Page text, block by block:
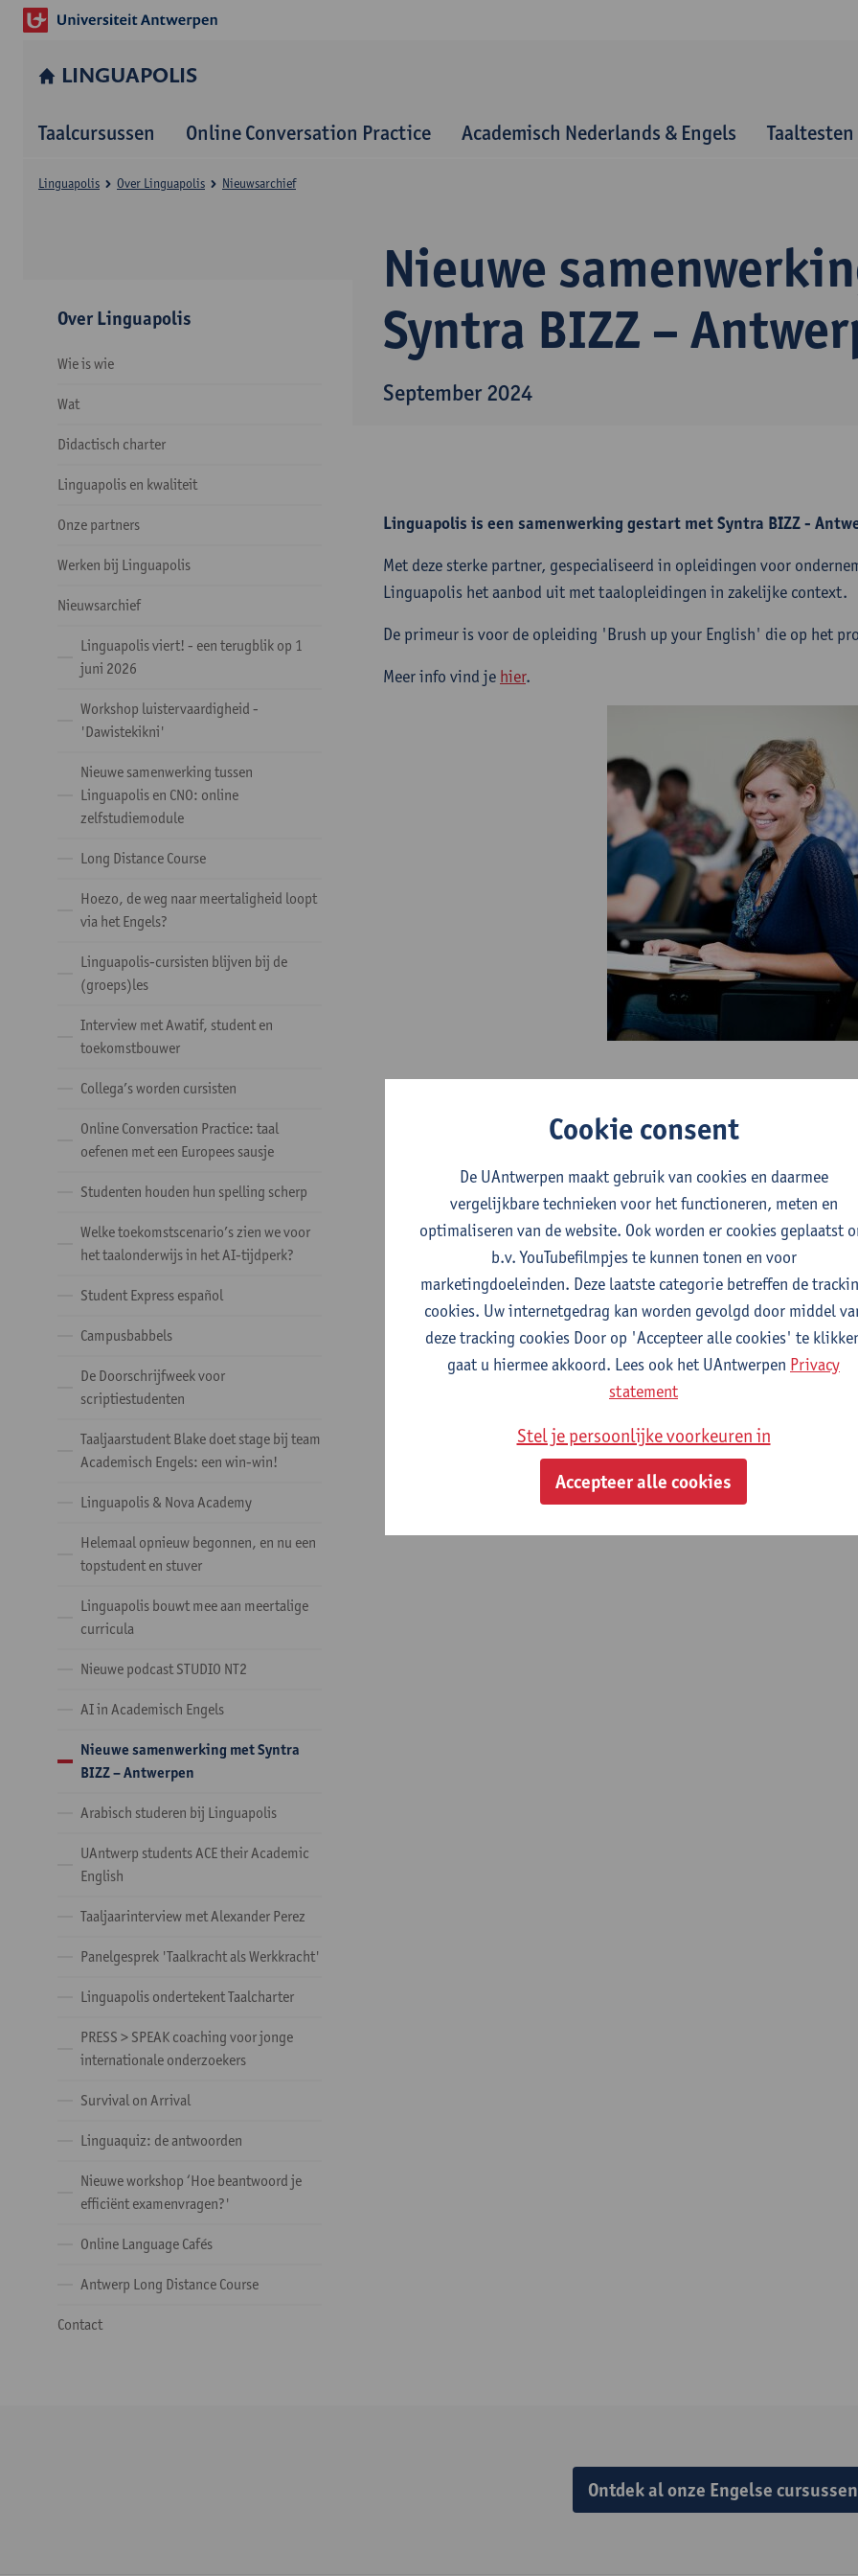
LINGUAPOLIS
Taalcursussen Online Conversation Practice Academisch Nederlands & Engels Taaltesten
Nieuwe
Syntra BIZZ –
September 2024
Linguapolis Over Linguapolis Nieuwsarchief
Over Linguapolis
Wie is wie
Wat
Didactisch charter
Linguapolis en kwaliteit
Onze partners
Werken bij Linguapolis
Nieuwsarchief
Linguapolis viert! - een terugblik op 1
juni 2026
Workshop luistervaardigheid -
'Dawistekikni'
Nieuwe samenwerking tussen
Linguapolis en CNO: online
zelfstudiemodule
Long Distance Course
Hoezo, de weg naar meertaligheid loopt
via het Engels?
Linguapolis-cursisten blijven bij de
(groeps)les
Interview met Awatif, student en
toekomstbouwer
Collega’s worden cursisten
Online Conversation Practice: taal
oefenen met een Europees sausje
Studenten houden hun spelling scherp
Welke toekomstscenario’s zien we voor
het taalonderwijs in het AI-tijdperk?
Student Express español
Campusbabbels
De Doorschrijfweek voor
scriptiestudenten
Taaljaarstudent Blake doet stage bij team
Academisch Engels: een win-win!
Linguapolis & Nova Academy
Helemaal opnieuw begonnen, en nu een
topstudent en stuver
Linguapolis bouwt mee aan meertalige
curricula
Nieuwe podcast STUDIO NT2
AI in Academisch Engels
Nieuwe samenwerking met Syntra
BIZZ – Antwerpen
Arabisch studeren bij Linguapolis
UAntwerp students ACE their Academic
English
Taaljaarinterview met Alexander Perez
Panelgesprek 'Taalkracht als Werkkracht'
Linguapolis ondertekent Taalcharter
PRESS > SPEAK coaching voor jonge
internationale onderzoekers
Survival on Arrival
Linguaquiz: de antwoorden
Nieuwe workshop ‘Hoe beantwoord je
efficiënt examenvragen?'
Online Language Cafés
Antwerp Long Distance Course
Contact
Linguapolis is een samenwerking gestart met Syntra BIZZ -
Met deze sterke partner, gespecialiseerd in opleidingen voor
Linguapolis het aanbod uit met taalopleidingen in zakelijke context.
De primeur is voor de opleiding 'Brush up your English' die op het
Meer info vind je hier.
Ontdek al onze Engelse cursussen
Cookie consent
De UAntwerpen maakt gebruik van cookies en daarmee
vergelijkbare technieken voor het functioneren, meten en
optimaliseren van de website. Ook worden er cookies geplaatst
b.v. YouTubefilmpjes te kunnen tonen en voor
marketingdoeleinden. Deze laatste categorie betreffen de
cookies. Uw internetgedrag kan worden gevolgd door middel
deze tracking cookies Door op 'Accepteer alle cookies' te
gaat u hiermee akkoord. Lees ook het UAntwerpen Privacy
statement
Stel je persoonlijke voorkeuren in
Accepteer alle cookies